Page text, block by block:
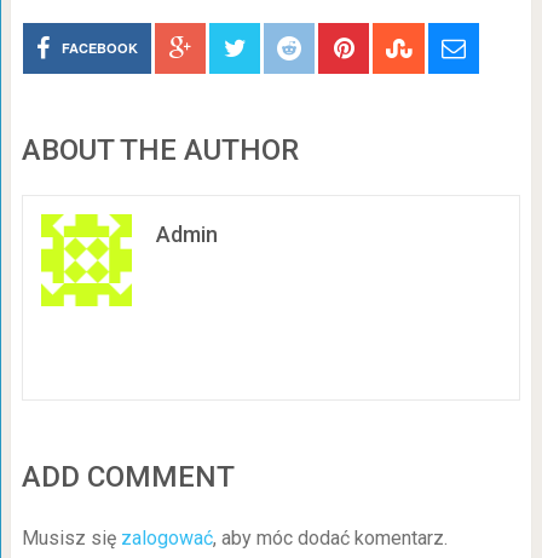
FACEBOOK
ABOUT THE AUTHOR
Admin
ADD COMMENT
Musisz się zalogować, aby móc dodać komentarz.